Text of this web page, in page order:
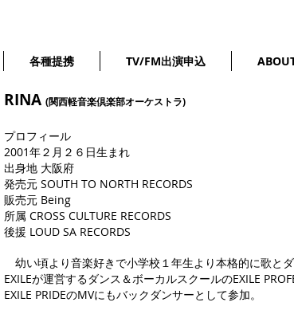
各種提携 TV/FM出演申込
RINA (関西軽音楽倶楽部オーケストラ)
プロフィール
2001年２月２６日生まれ
出身地 大阪府
発売元 SOUTH TO NORTH RECORDS
販売元 Being
所属 CROSS CULTURE RECORDS
後援 LOUD SA RECORDS
幼い頃より音楽好きで小学校１年生より本格的に歌と
EXILEが運営するダンス＆ボーカルスクールのEXILE
EXILE PRIDEのMVにもバックダンサーとして参加。